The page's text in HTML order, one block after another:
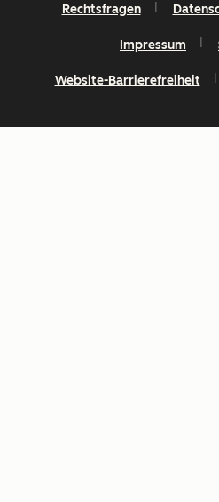
Rechtsfragen
Impressum
Website-Barrierefreiheit